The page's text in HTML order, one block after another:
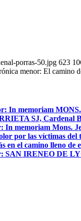
porras-50.jpg 623
menor: El camino
In memoriam
SJ, Cardenal
In memoriam Mons.
por las víctimas
el camino lleno de
SAN IRENEO DE